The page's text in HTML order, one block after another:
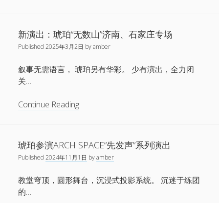
伍子杰
联系
电话/微信 18513744683
添加请说明来意并提供姓名和所属机构名称。
琥
珀
2025
巡
演
新演出：琥珀“无数山”济南、石家庄专场
Published2025年3月2日 byamber
叙事无需语言， 琥珀另有华彩。 少有演出，全力闭
关…
Continue Reading新
珀
“无
数
山”
琥珀参演ARCH SPACE“先发声”系列演出
Published2024年11月1日 byamber
教堂穹顶，圆形舞台，沉浸式投影系统。 沉迷于练团
的…